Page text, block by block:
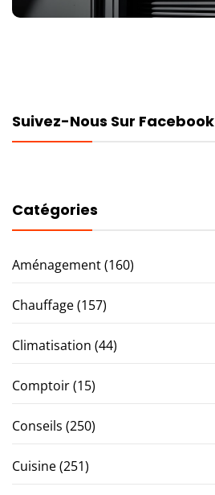
Suivez-Nous Sur Facebook
Catégories
Aménagement(160)
Chauffage(157)
Climatisation (44)
Comptoir(15)
Conseils (250)
Cuisine(251)